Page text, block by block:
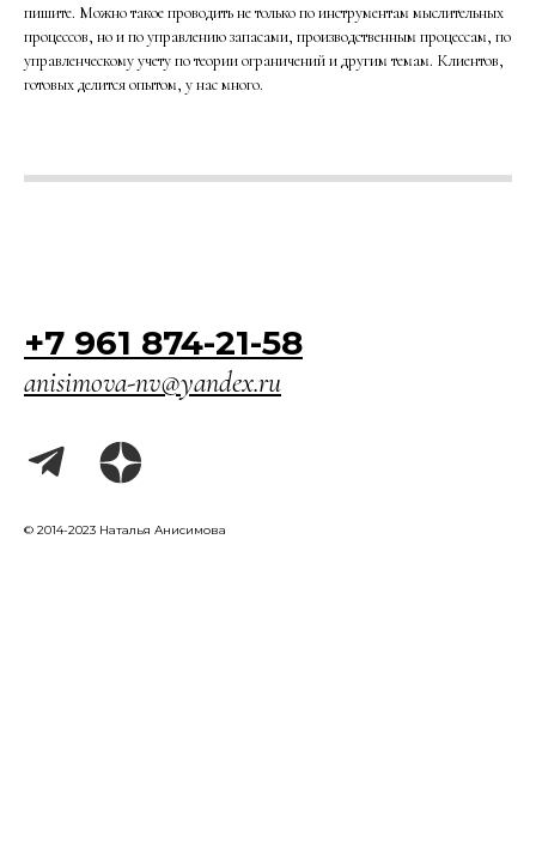
пишите. Можно такое проводить не только по инструментам мыслительных
процессов, но и по управлению запасами, производственным процессам, по
управленческому учету по теории ограничений и другим темам. Клиентов,
готовых делится опытом, у нас много.
+7 961 874-21-58
anisimova-nv@yandex.ru
© 2014-2023 Наталья Анисимова